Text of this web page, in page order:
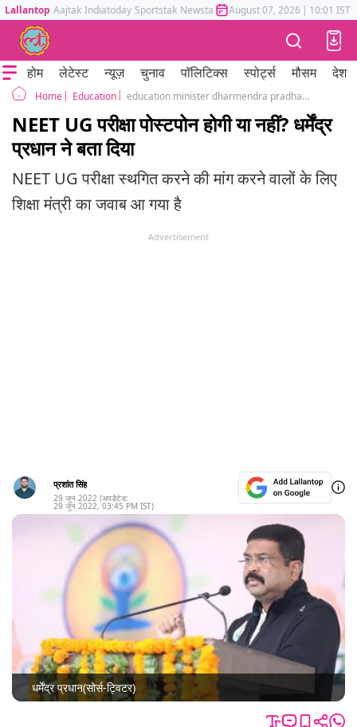
Lallantop Aajtak Indiatoday Sportstak Newstak Mumbai Tak Astrotak
August 07, 2026 | 10:01 IST
होम लेटेस्ट न्यूज़ चुनाव पॉलिटिक्स स्पोर्ट्स मौसम देश
Home Education education minister dharmendra pradhan said about postponement of neet ug exam
NEET UG परीक्षा पोस्टपोन होगी या नहीं? धर्मेंद्र
प्रधान ने बता दिया
NEET UG परीक्षा स्थगित करने की मांग करने वालों के लिए
शिक्षा मंत्री का जवाब आ गया है
Advertisement
प्रशांत सिंह
29 जून 2022 (अपडेटेड:
29 जून 2022, 03:45 PM IST)
धर्मेंद्र प्रधान(सोर्स-ट्विटर)